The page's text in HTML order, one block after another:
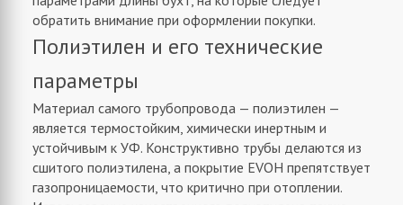
обратить внимание при оформлении покупки.
Полиэтилен и его технические
параметры
Материал самого трубопровода — полиэтилен —
является термостойким, химически инертным и
устойчивым к УФ. Конструктивно трубы делаются из
сшитого полиэтилена, а покрытие EVOH препятствует
газопроницаемости, что критично при отоплении.